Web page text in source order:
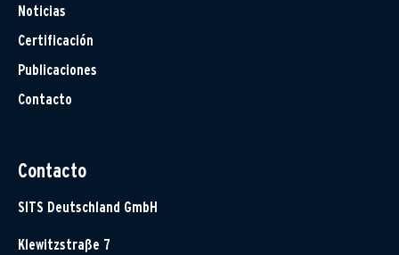
Noticias
Certificación
Publicaciones
Contacto
Contacto
SITS Deutschland GmbH
Klewitzstraße 7